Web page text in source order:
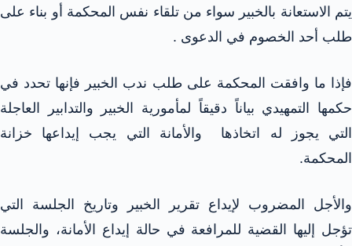
يتم الاستعانة بالخبير سواء من تلقاء نفس المحكمة أو بناء على
طلب أحد الخصوم في الدعوى .
فإذا ما وافقت المحكمة على طلب ندب الخبير فإنها تحدد في
حكمها التمهيدي بياناً دقيقاً لمأمورية الخبير والتدابير العاجلة
التي يجوز له اتخاذها والأمانة التي يجب إيداعها خزانة
المحكمة.
والأجل المضروب لإيداع تقرير الخبير وتاريخ الجلسة التي
تؤجل إليها القضية للمرافعة في حالة إيداع الأمانة، والجلسة